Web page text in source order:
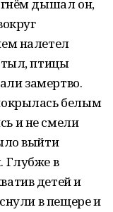
дышал он,
налетел
птицы
замертво.
белым
и не смели
выйти
Глубже в
детей и
в пещере и